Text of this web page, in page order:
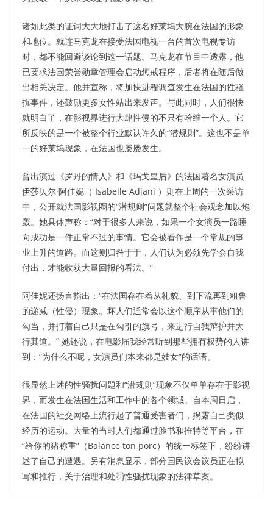
诸如此类的证词大大地打击了这名好莱坞大腕在法国的形象
和地位。就连马克龙在接受法国电视一台的首次电视专访
时，都不能回避谈论到这一话题。马克龙在节目中透露，他
已要求法国荣誉勋章管理会启动惩戒程序，后者将在随后做
出相关决定。他并宣称，将加快进程调查发生在法国的性骚
扰事件，还鼓励更多女性站出来发声。与此同时，人们很快
就明白了，在影视界进行大肆性侵的不只有哈维一个人。它
所反映的是一个被整个行业默认许久的“潜规则”。这也不是单
一的好莱坞现象，在法国也屡屡发生。
曾出演过《罗丹的情人》和《玛戈皇后》的法国著名女演员
伊莎贝尔·阿佳妮（ Isabelle Adjani ）则在上周的一次采访
中，公开就法国影视圈的“潜规则”问题就整个社会观念加以炮
轰。她具体声称：“对于很多人来说，如果一个女演员一路睡
向成功是一件正常不过的事情。它会被看作是一个常规的事
业上升的道路。而这则归咎于于，人们认为必须先学会自我
付出，才能收获大量回报的看法。”
阿佳妮还扬言指出：“在法国存在着从礼貌、到下流再到粗鲁
的递减（性侵）现象。坏人们通常会以这个顺序从事他们的
勾当，并打着自己只是在勾引的旗号，来进行自我辩护并大
行其道。” 她还说，在电影届我经常听到那些拥有权势的人讲
到：“为什么不呢，女演员们本来都是妓女”的话语。
很显然上述的性骚扰问题和“潜规则”现象不仅单单存在于影视
界，而发生在法国生活和工作中的各个领域。自本周日启，
在法国的社交网络上流行起了普通受害者们，揭露自己类似
经历的运动。大量的当时人们都通过脸书和推特等平台，在
“给你的猪称重”（Balance ton porc）的统一标签下，纷纷讲
述了自己的遭遇。另有消息显示，部分国民议会议员正在拟
写和推行，关于治理和处罚性骚扰现象的法律草案。